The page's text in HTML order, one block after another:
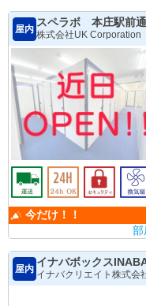
屋内
スペラボ 本庄駅前通
株式会社UK Corporation
今だけ！！
部
屋内
イナバボックス
イナバクリエイト株式会